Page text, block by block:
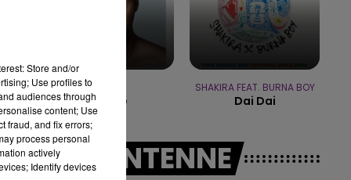
16h00 - 20h00
LE WEEK-END CHAMPAGNE FM
Retine
SHAKIRA FEAT. BURNA BOY
Dai Dai
A L'ANTENNE
Store and/or
Use profiles to
audiences through
content; Use
fraud, and fix errors;
process personal
actively
Identify devices